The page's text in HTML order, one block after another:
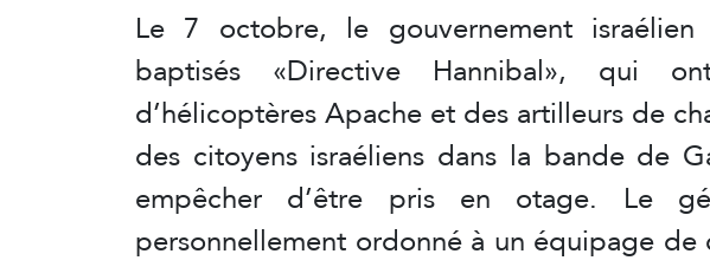
Le 7 octobre, le gouvernement
baptisés «Directive Hannibal», qui
d’hélicoptères Apache et des artilleurs de
des citoyens israéliens dans la bande de
empêcher d’être pris en otage. Le
personnellement ordonné à un équipage